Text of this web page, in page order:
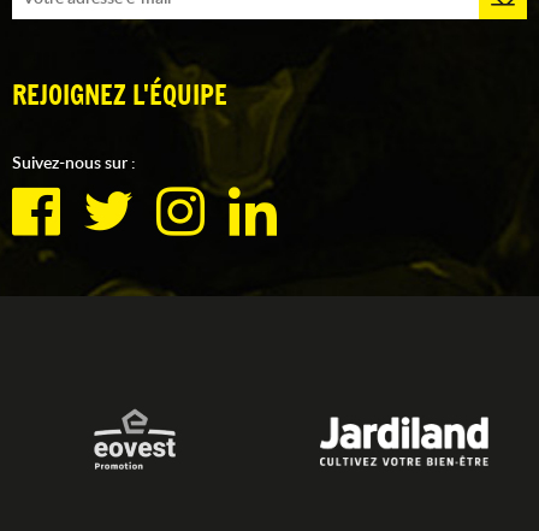
REJOIGNEZ L'ÉQUIPE
Suivez-nous sur :